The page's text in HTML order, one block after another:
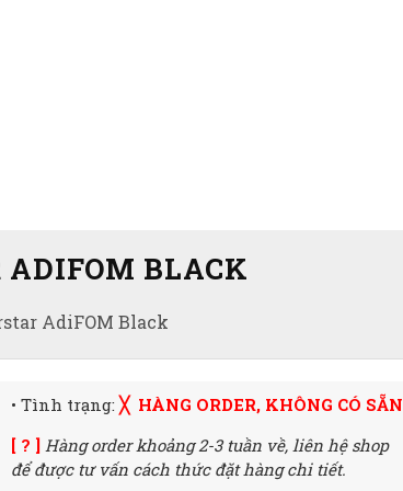
AdiFOM Black
ADIFOM BLACK
• Tình trạng:╳ HÀNG ORDER, KHÔNG CÓ SẴN
[ ? ] Hàng order khoảng 2-3 tuần về,liên hệ shop
để được tư vấn cách thức đặt hàng chi tiết.